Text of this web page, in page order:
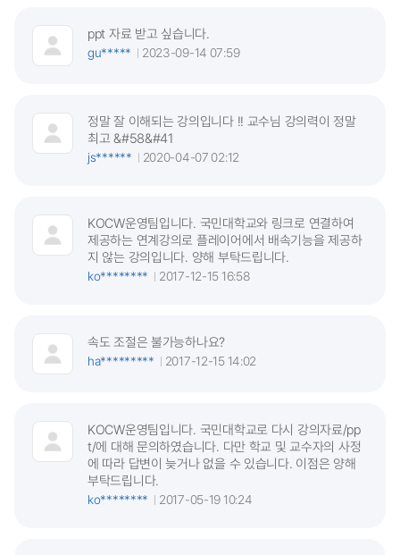
ppt 자료 받고 싶습니다.
gu*****
2023-09-14 07:59
정말 잘 이해되는 강의입니다 !! 교수님 강의력이 정말
최고 &#58&#41
js******
2020-04-07 02:12
KOCW운영팀입니다. 국민대학교와 링크로 연결하여
제공하는 연계강의로 플레이어에서 배속기능을 제공하
지 않는 강의입니다. 양해 부탁드립니다.
ko********
2017-12-15 16:58
속도 조절은 불가능하나요?
ha*********
2017-12-15 14:02
KOCW운영팀입니다. 국민대학교로 다시 강의자료/pp
t/에 대해 문의하였습니다. 다만 학교 및 교수자의 사정
에 따라 답변이 늦거나 없을 수 있습니다. 이점은 양해
부탁드립니다.
ko********
2017-05-19 10:24